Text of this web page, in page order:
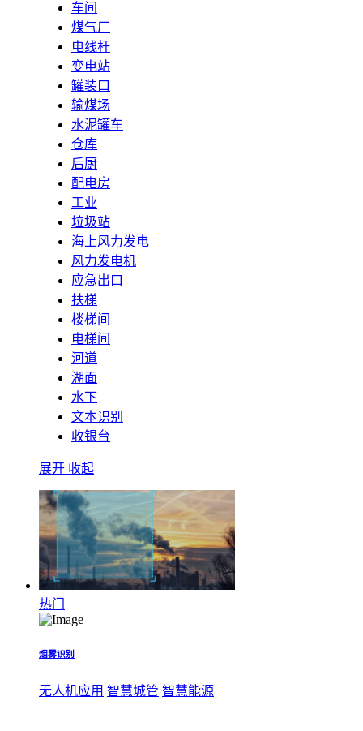
车间
煤气厂
电线杆
变电站
罐装口
输煤场
水泥罐车
仓库
后厨
配电房
工业
垃圾站
海上风力发电
风力发电机
应急出口
扶梯
楼梯间
电梯间
河道
湖面
水下
文本识别
收银台
展开 收起
热门
烟雾识别
无人机应用 智慧城管 智慧能源